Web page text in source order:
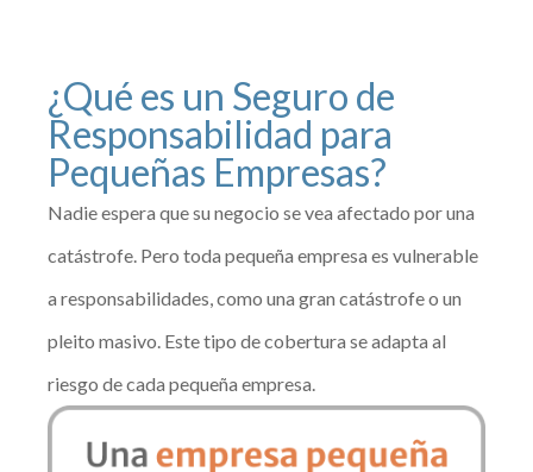
¿Qué es un Seguro de
Responsabilidad para
Pequeñas Empresas?
Nadie espera que su negocio se vea afectado por una
catástrofe. Pero toda pequeña empresa es vulnerable
a responsabilidades, como una gran catástrofe o un
pleito masivo. Este tipo de cobertura se adapta al
riesgo de cada pequeña empresa.